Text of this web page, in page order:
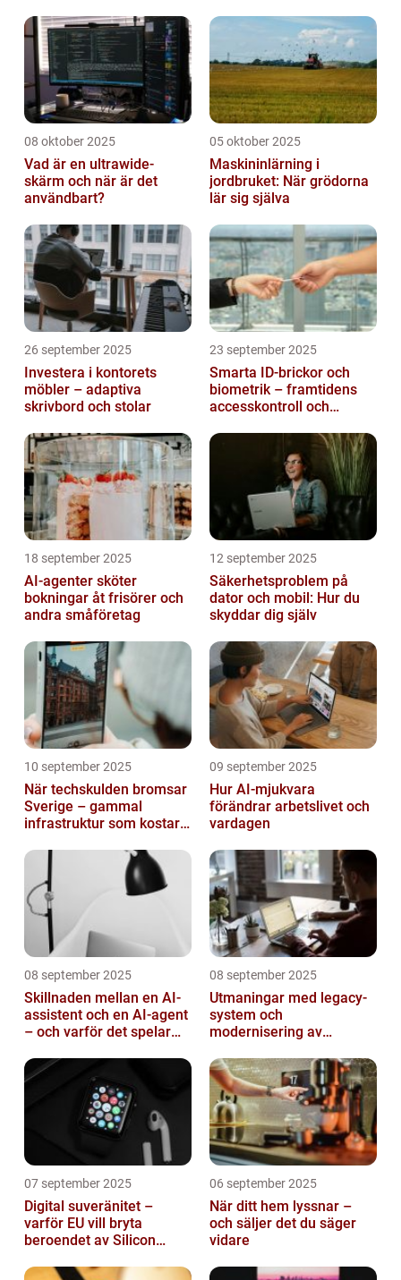
08 oktober 2025
Vad är en ultrawide-
skärm och när är det
användbart?
05 oktober 2025
Maskininlärning i
jordbruket: När grödorna
lär sig själva
26 september 2025
Investera i kontorets
möbler – adaptiva
skrivbord och stolar
23 september 2025
Smarta ID-brickor och
biometrik – framtidens
accesskontroll och
18 september 2025
AI-agenter sköter
bokningar åt frisörer och
andra småföretag
12 september 2025
Säkerhetsproblem på
dator och mobil: Hur du
skyddar dig själv
10 september 2025
När techskulden bromsar
Sverige – gammal
infrastruktur som kostar
09 september 2025
Hur AI-mjukvara
förändrar arbetslivet och
vardagen
08 september 2025
Skillnaden mellan en AI-
assistent och en AI-agent
– och varför det spelar
08 september 2025
Utmaningar med legacy-
system och
modernisering av
07 september 2025
Digital suveränitet –
varför EU vill bryta
beroendet av Silicon
06 september 2025
När ditt hem lyssnar –
och säljer det du säger
vidare